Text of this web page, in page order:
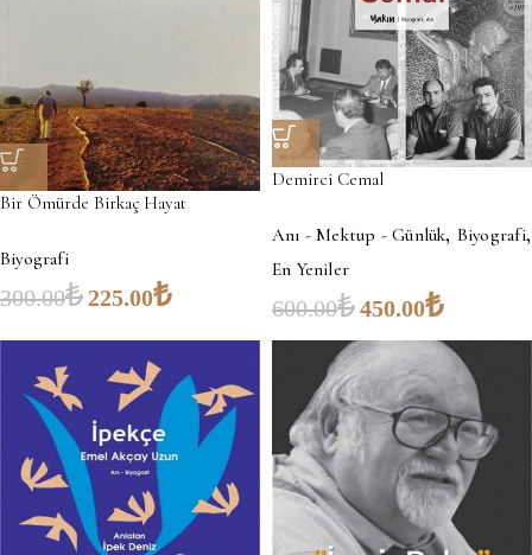
Bir Ömürde Birkaç Hayat
Biyografi
300.00₺225.00₺
Demirci Cemal
Anı - Mektup - Günlük, Biyografi,
En Yeniler
600.00₺450.00₺